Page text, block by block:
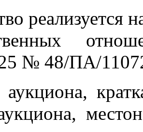
реализуется
№ 48/ПА/